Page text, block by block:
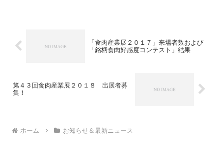
「食肉産業展２０１７」来場者数および
「銘柄食肉好感度コンテスト」結果
第４３回食肉産業展２０１８ 出展者募
集！
ホーム お知らせ＆最新ニュース